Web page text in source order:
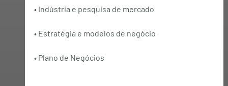
• Indústria e pesquisa de mercado
• Estratégia e modelos de negócio
• Plano de Negócios